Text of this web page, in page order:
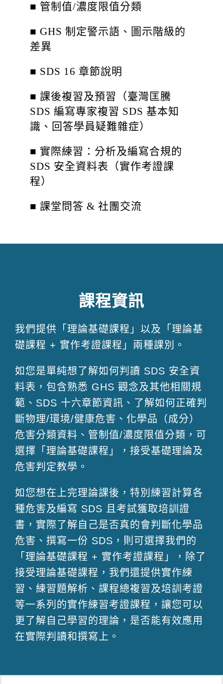
■ 管制值/濃度限值分類
■ GHS 制定警示語、圖示階級的
差異
■ SDS 16 章節說明
■ 課後複習及預習（臺灣匡騰
SDS 編寫專家複習 SDS 基本知
識、回答學員疑難雜症）
■ 實際練習：分析及編寫合規的
SDS 安全資料表（實作考證課
程）
■ 課堂問答 & 社團交流
課程資訊
我們提供「理論基礎課程」以及「理論基
礎課程 + 實作考證課程」兩種課別。
如您是單純想了解如何判讀 SDS 安全資
料表，包含熟悉 GHS 觀念及其他相關規
範、SDS 十六章節資訊、了解如何正確判
斷物理/環境/健康危害、化學品（成分）
危害分類資料、管制值/濃度限值分類，可
選擇「理論基礎課程」，接受基礎理論及
危害判定教學。
如您想在上完理論課後，特別練習計算各
種危害及編寫 SDS 且考試獲取培訓證
書，實際了解自己是否真的會判斷化學品
危害、撰寫一份 SDS，則可選擇我們的
「理論基礎課程 + 實作考證課程」，除了
接受理論基礎課程，我們還提供實作練
習、練習題解析、課程總複習及培訓考證
等一系列的實作練習考證課程，讓您可以
更了解自己學習的理論，是否能有效應用
在實際判讀和撰寫上。